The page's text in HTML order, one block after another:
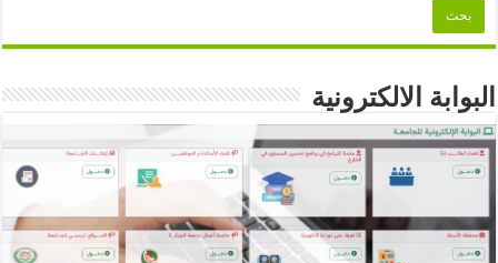
البوابة الالكترونية